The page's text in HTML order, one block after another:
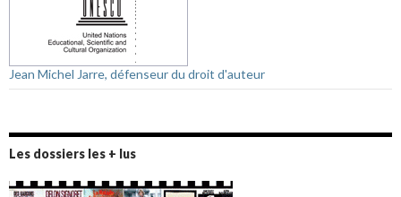
Jean Michel Jarre, défenseur du droit d'auteur
Les dossiers les + lus